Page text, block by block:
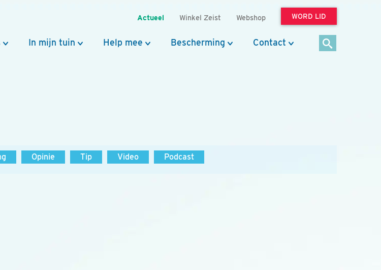
Actueel Winkel Zeist Webshop WORD LID
In mijn tuin Help mee Bescherming Contact
Opinie Tip Video Podcast